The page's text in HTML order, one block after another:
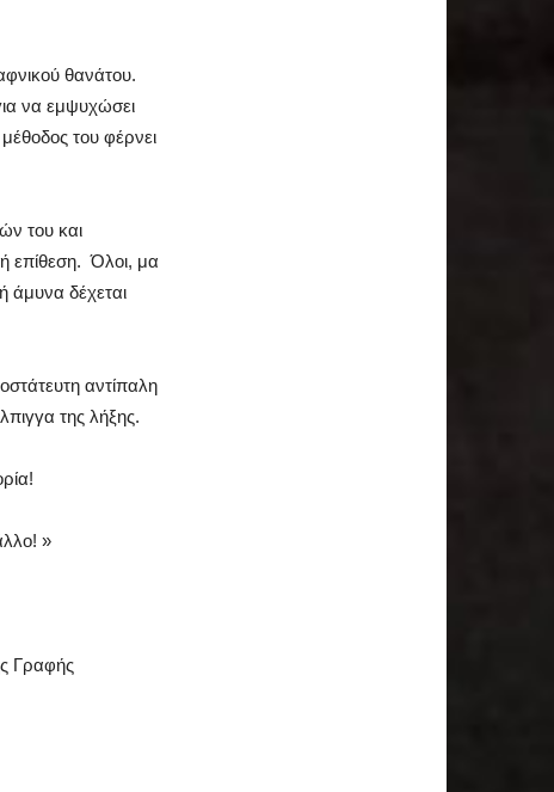
θανάτου.
να εμψυχώσει
του φέρνει
του και
επίθεση. Όλοι, μα
άμυνα δέχεται
αντίπαλη
της λήξης.
»
Γραφής